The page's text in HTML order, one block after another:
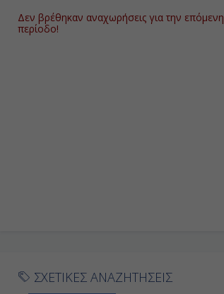
Δεν βρέθηκαν αναχωρήσεις για την επόμενη
περίοδο!
ΣΧΕΤΙΚΕΣ ΑΝΑΖΗΤΗΣΕΙΣ